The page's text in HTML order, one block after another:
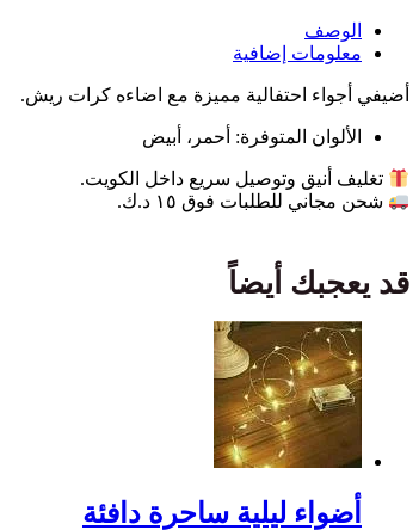
الوصف
معلومات إضافية
أضيفي أجواء احتفالية مميزة مع اضاءه كرات ريش.
الألوان المتوفرة: أحمر، أبيض
تغليف أنيق وتوصيل سريع داخل الكويت.
شحن مجاني للطلبات فوق ١٥ د.ك.
قد يعجبك أيضاً
أضواء ليلية ساحرة دافئة